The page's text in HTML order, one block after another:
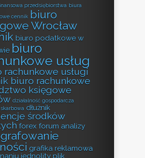
przedsiębiorstwa biura
cennik biuro
Wrocław
biuro podatkowe w
biuro
usług
rachunkowe usługi
biuro rachunkowe
księgowe
działalność gospodarcza
dłużnik
środków
forex forum analizy
grafika reklamowa
jednolity plik